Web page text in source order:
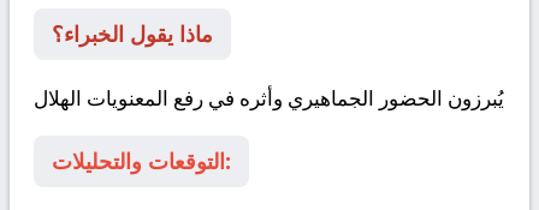
ماذا يقول الخبراء؟
يُبرزون الحضور الجماهيري وأثره في رفع المعنويات الهلال
التوقعات والتحليلات: